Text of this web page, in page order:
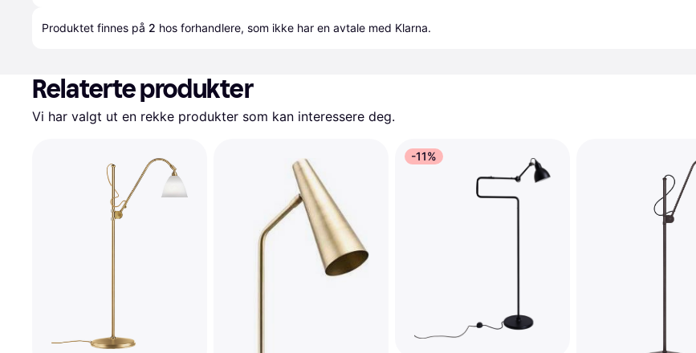
Produktet finnes på 2 hos forhandlere, som ikke har en avtale med Klarna.
Relaterte produkter
Vi har valgt ut en rekke produkter som kan interessere deg.
-11%